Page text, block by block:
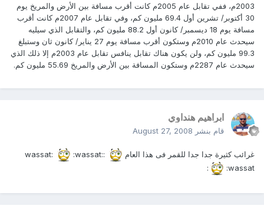
2003م، ففي تقابل عام 2005م كانت أقرب مسافة بين الأرض والمريخ يوم
30 أكتوبر/ تشرين أول 69.4 مليون كم، وفي تقابل عام 2007م كانت أقرب
مسافة يوم 18 ديسمبر/ كانون أول 88.2 مليون كم، والتقابل الذي سيليه
سيحدث عام 2010م وستكون أقرب مسافة يوم 27 يناير/ كانون ثان وستبلغ
99.3 مليون كم، ولن يكون هناك تقابل ينافس تقابل عام 2003م إلا ذلك الذي
سيحدث عام 2287م وستكون المسافة بين الأرض والمريخ 55.69 مليون كم.
ابراهيم هنداوي
قام بنشر August 27, 2008
غرائب كثيرة جدا جدا للقمر فى هذا العام :wassat:
:wassat:
:wassat: